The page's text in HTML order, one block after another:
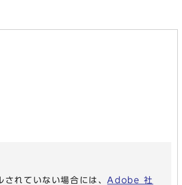
れていない場合には、Adobe 社